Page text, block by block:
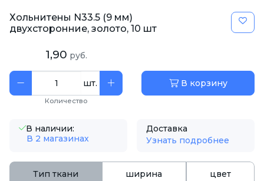
Хольнитены N33.5 (9 мм)
двухсторонние, золото, 10 шт
1,90 руб.
шт.
Количество
В корзину
В наличии:
В 2 магазинах
Доставка
Узнать подробнее
Тип ткани ширина цвет